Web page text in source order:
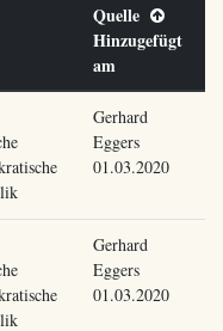
Quelle
Hinzugefügt
am
Gerhard
Eggers
01.03.2020
Gerhard
Eggers
01.03.2020